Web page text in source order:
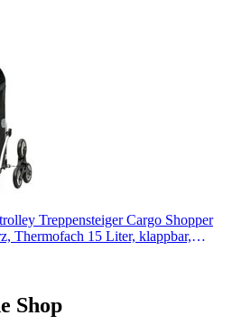
Treppensteiger Cargo Shopper
Thermofach 15 Liter, klappbar,
Shop